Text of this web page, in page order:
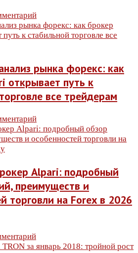
рынка форекс: как
открывает путь к
все трейдерам
Alpari: подробный
преимуществ и
торговли на Forex в 2026